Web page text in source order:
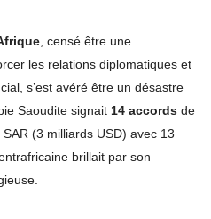
, censé être une
les relations diplomatiques et
s’est avéré être un désastre
Saoudite signait 14 accords de
(3 milliards USD) avec 13
brillait par son